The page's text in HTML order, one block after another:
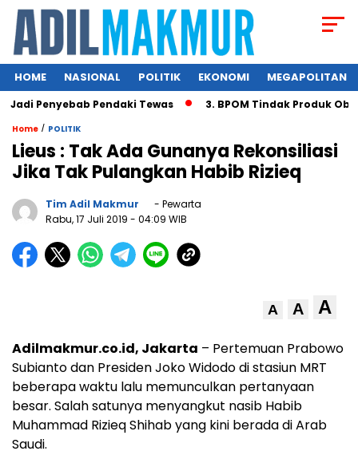
HOME NASIONAL POLITIK EKONOMI MEGAPOLITAN
Penyebab Pendaki Tewas 3. BPOM Tindak Produk
Home / POLITIK
Lieus : Tak Ada Gunanya Rekonsiliasi
Jika Tak Pulangkan Habib Rizieq
Tim Adil Makmur
- Pewarta
Rabu, 17 Juli 2019 - 04:09 WIB
A A A
Adilmakmur.co.id, Jakarta – Pertemuan Prabowo
Subianto dan Presiden Joko Widodo di stasiun MRT
beberapa waktu lalu memunculkan pertanyaan
besar. Salah satunya menyangkut nasib Habib
Muhammad Rizieq Shihab yang kini berada di Arab
Saudi.